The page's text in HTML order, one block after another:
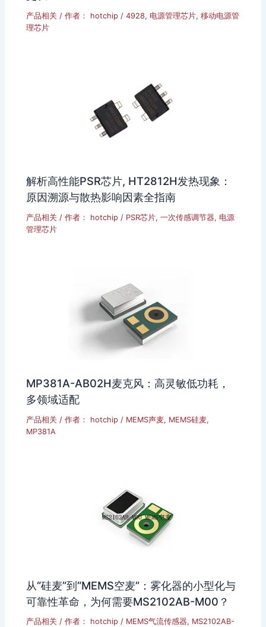
产品相关 / 作者： hotchip /4928, 电源管理芯片,移动电源管
理芯片
解析高性能PSR芯片, HT2812H发热现象：
原因溯源与散热影响因素全指南
产品相关 / 作者： hotchip/ PSR芯片,一次传感调节器, 电源
管理芯片
MP381A-AB02H麦克风：高灵敏低功耗，
多领域适配
产品相关 / 作者： hotchip / MEMS声麦, MEMS硅麦,
MP381A
从“硅麦”到“MEMS空麦”：雾化器的小型化与
可靠性革命，为何需要MS2102AB-M00？
产品相关 / 作者： hotchip/ MEMS气流传感器, MS2102AB-